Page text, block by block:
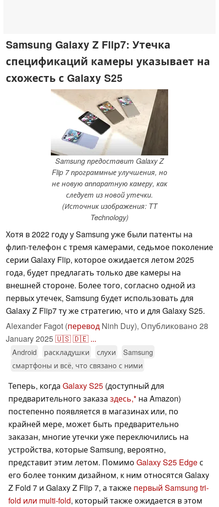
Samsung Galaxy Z Flip7: Утечка
спецификаций камеры указывает на
схожесть с Galaxy S25
Samsung предоставит Galaxy Z
Flip 7 программные улучшения, но
не новую аппаратную камеру, как
следует из новой утечки.
(Источник изображения: TT
Technology)
Хотя в 2022 году у Samsung уже были патенты на
флип-телефон с тремя камерами, седьмое поколение
серии Galaxy Flip, которое ожидается летом 2025
года, будет предлагать только две камеры на
внешней стороне. Более того, согласно одной из
первых утечек, Samsung будет использовать для
Galaxy Z Flip7 ту же стратегию, что и для Galaxy S25.
Alexander Fagot (перевод Ninh Duy), Опубликовано 28
January 2025🇺🇸🇩🇪 ...
Android раскладушки слухи
Samsung
смартфоны и всё, что связано с ними
Теперь, когда Galaxy S25 (доступный для
предварительного заказа здесь, на Amazon)
постепенно появляется в магазинах или, по
крайней мере, может быть предварительно
заказан, многие утечки уже переключились на
устройства, которые Samsung, вероятно,
представит этим летом. Помимо Galaxy S25 Edgeс
его более тонким дизайном, к ним относятся Galaxy
Z Fold 7 и Galaxy Z Flip 7, а также первый Samsung tri-
fold или multi-fold, который также ожидается в этом